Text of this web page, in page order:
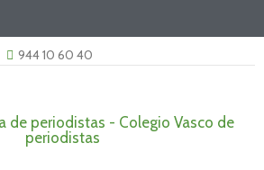
944 10 60 40
de periodistas - Colegio Vasco de
periodistas